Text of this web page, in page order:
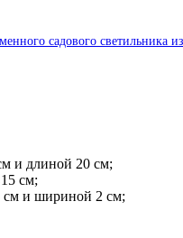
садового светильника
и длиной 20 см;
см;
и шириной 2 см;